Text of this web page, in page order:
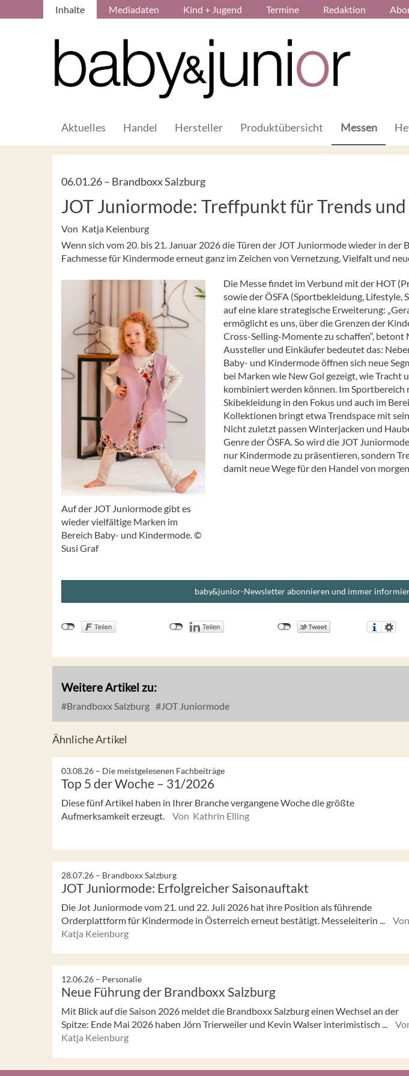
Inhalte Mediadaten Kind + Jugend Termine Redaktion
Aktuelles Handel Hersteller Produktübersicht Messen
06.01.26 – Brandboxx Salzburg
JOT Juniormode: Treffpunkt für Trends
Von Katja Keienburg
Wenn sich vom 20. bis 21. Januar 2026 die Türen der JOT Juniormode wieder in der
Fachmesse für Kindermode erneut ganz im Zeichen von Vernetzung, Vielfalt und
Auf der JOT Juniormode gibt es
wieder vielfältige Marken im
Bereich Baby- und Kindermode. ©
Susi Graf
Die Messe findet im Verbund mit der HOT
sowie der ÖSFA (Sportbekleidung,
auf eine klare strategische Erweiterung:
ermöglicht es uns, über die Grenzen der
Cross-Selling-Momente zu schaffen“,
Aussteller und Einkäufer bedeutet das:
Baby- und Kindermode öffnen sich neue
bei Marken wie New Gol gezeigt, wie
kombiniert werden können. Im
Skibekleidung in den Fokus und auch im
Kollektionen bringt etwa Trendspace mit
Nicht zuletzt passen Winterjacken und
Genre der ÖSFA. So wird die JOT
nur Kindermode zu präsentieren, sondern
damit neue Wege für den Handel von
baby&junior-Newsletter abonnieren und immer
Weitere Artikel zu:
Brandboxx Salzburg JOT Juniormode
Ähnliche Artikel
03.08.26 – Die meistgelesenen Fachbeiträge
Top 5 der Woche – 31/2026
Diese fünf Artikel haben in Ihrer Branche vergangene Woche die größte
Aufmerksamkeit erzeugt.
Von Kathrin Elling
28.07.26 – Brandboxx Salzburg
JOT Juniormode: Erfolgreicher Saisonauftakt
Die Jot Juniormode vom 21. und 22. Juli 2026 hat ihre Position als führende
Orderplattform für Kindermode in Österreich erneut bestätigt. Messeleiterin ...
Von
Katja Keienburg
12.06.26 – Personalie
Neue Führung der Brandboxx Salzburg
Mit Blick auf die Saison 2026 meldet die Brandboxx Salzburg einen Wechsel an der
Spitze: Ende Mai 2026 haben Jörn Trierweiler und Kevin Walser interimistisch ...
Katja Keienburg